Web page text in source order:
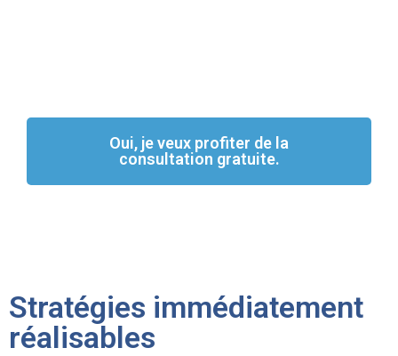
Oui, je veux profiter de la
consultation gratuite.
Stratégies immédiatement
réalisables